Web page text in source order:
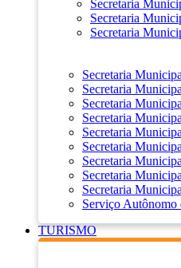
Secretaria
Secretaria
Secretaria
Secretaria
Secretaria
Secretaria
Secretaria
Secretaria
Secretaria
Secretaria
Secretaria
Secretaria
Serviço Autônomo
TURISMO